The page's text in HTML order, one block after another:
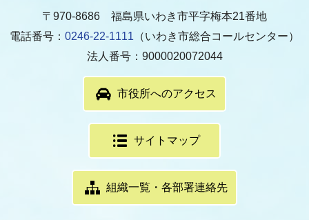
〒970-8686 福島県いわき市平字梅本21番地
電話番号： 0246-22-1111 （いわき市総合コールセンター）
法人番号：9000020072044
市役所へのアクセス
サイトマップ
組織一覧・各部署連絡先